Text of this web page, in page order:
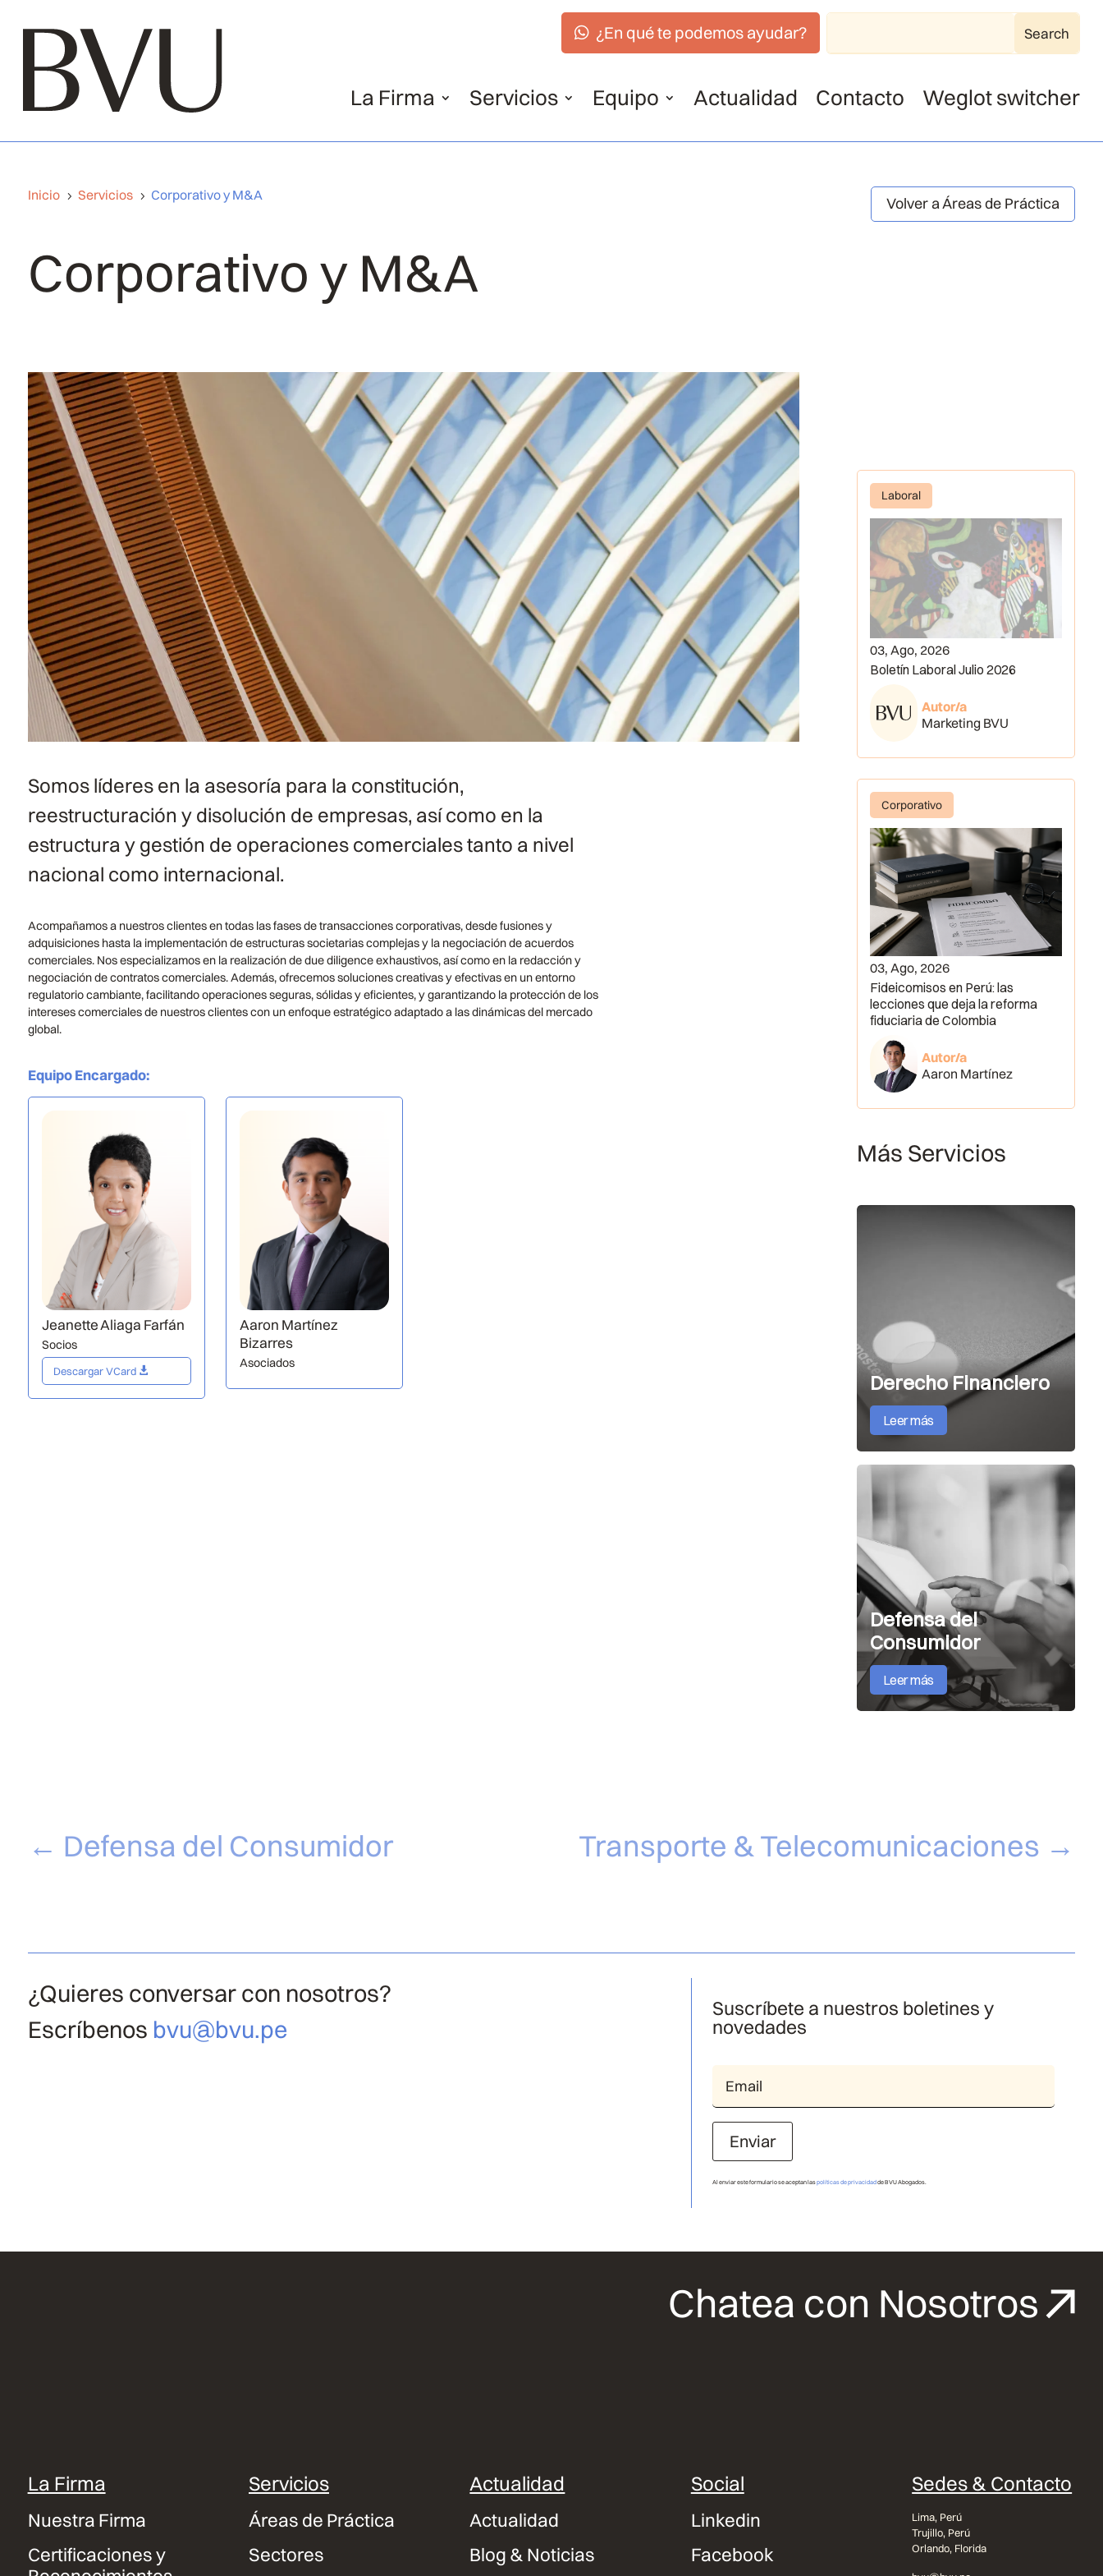
¿En qué te podemos ayudar?
La Firma Servicios Equipo Actualidad Contacto Weglot switcher
Inicio 5 Servicios 5 Corporativo y M&A Volver a Áreas de Práctica
Corporativo y M&A
Somos líderes en la asesoría para la constitución,
reestructuración y disolución de empresas, así como en la
estructura y gestión de operaciones comerciales tanto a nivel
nacional como internacional.
Acompañamos a nuestros clientes en todas las fases de transacciones corporativas, desde fusiones y
adquisiciones hasta la implementación de estructuras societarias complejas y la negociación de acuerdos
comerciales. Nos especializamos en la realización de due diligence exhaustivos, así como en la redacción y
negociación de contratos comerciales. Además, ofrecemos soluciones creativas y efectivas en un entorno
regulatorio cambiante, facilitando operaciones seguras, sólidas y eficientes, y garantizando la protección de los
intereses comerciales de nuestros clientes con un enfoque estratégico adaptado a las dinámicas del mercado
global.
Equipo Encargado:
Jeanette Aliaga Farfán
Socios
Descargar VCard
Aaron Martínez
Bizarres
Asociados
Laboral
03, Ago, 2026
Boletín Laboral Julio 2026
Autor/a
Marketing BVU
Corporativo
03, Ago, 2026
Fideicomisos en Perú: las
lecciones que deja la reforma
fiduciaria de Colombia
Autor/a
Aaron Martínez
Más Servicios
Derecho Financiero
Leer más
Defensa del
Consumidor
Leer más
← Defensa del Consumidor Transporte & Telecomunicaciones →
¿Quieres conversar con nosotros?
Escríbenos bvu@bvu.pe
Suscríbete a nuestros boletines y
novedades
Enviar
Al enviar este formulario se aceptan laspolíticas de privacidadde BVU Abogados.
Chatea con Nosotros
La Firma
Nuestra Firma
Certificaciones y
Servicios
Áreas de Práctica
Sectores
Actualidad
Actualidad
Blog & Noticias
Social
Linkedin
Facebook
Sedes & Contacto
Lima, Perú
Trujillo, Perú
Orlando, Florida